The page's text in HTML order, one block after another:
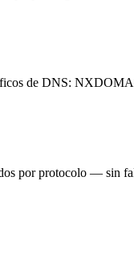
de DNS:
por protocolo — sin